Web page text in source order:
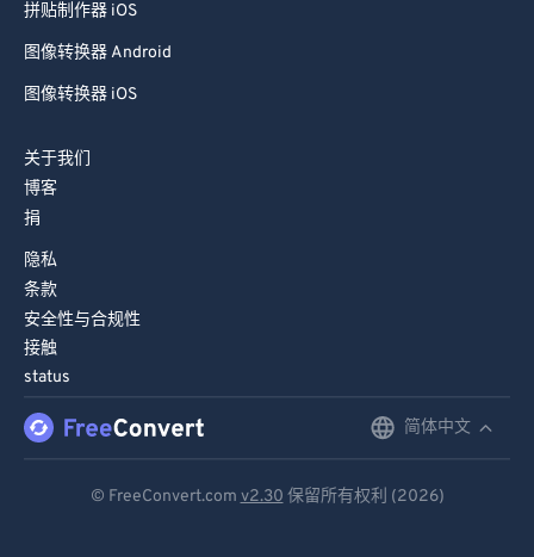
拼贴制作器 iOS
图像转换器 Android
图像转换器 iOS
关于我们
博客
捐
隐私
条款
安全性与合规性
接触
status
简体中文
© FreeConvert.com v2.30 保留所有权利 (2026)